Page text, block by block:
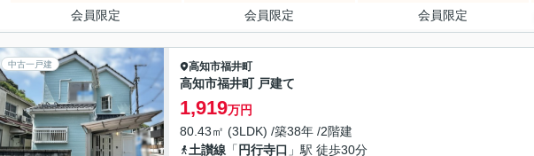
会員限定 会員限定 会員限定
中古一戸建 高知市福井町
高知市福井町 戸建て
1,919万円
80.43㎡ (3LDK) /築38年 /2階建
土讃線 「 円行寺口 」駅 徒歩30分